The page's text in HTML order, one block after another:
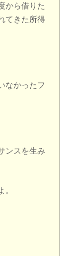
から借りた
てきた所得
なかったフ
ンスを生み
。